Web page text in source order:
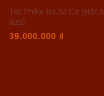
Tác Phẩm Đá Xà Cừ (Hắc
(cm)
39.000.000 ₫